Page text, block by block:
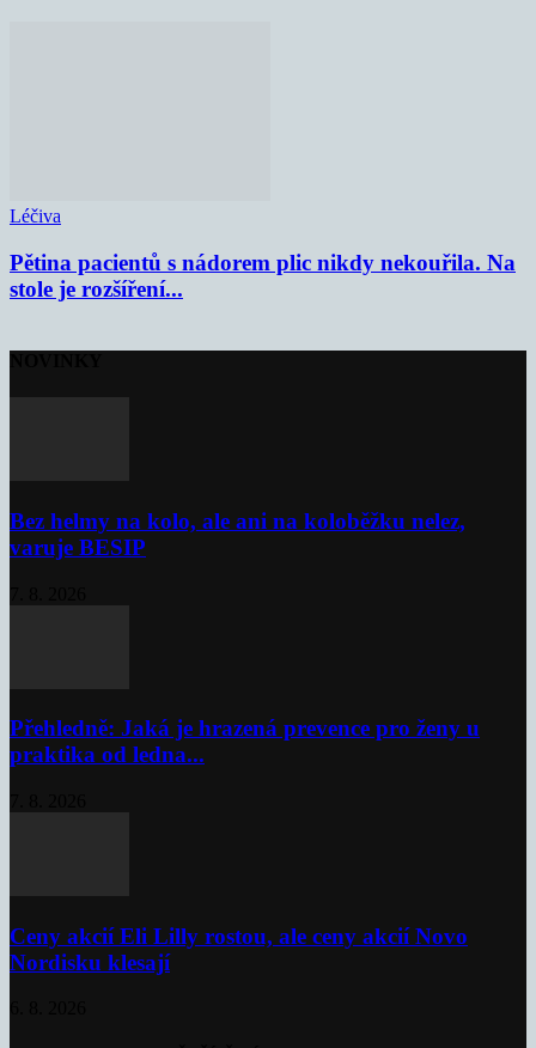
Léčiva
Pětina pacientů s nádorem plic nikdy nekouřila. Na
stole je rozšíření...
Bez helmy na kolo, ale ani na koloběžku nelez,
varuje BESIP
Přehledně: Jaká je hrazená prevence pro ženy u
praktika od ledna...
Ceny akcií Eli Lilly rostou, ale ceny akcií Novo
Nordisku klesají